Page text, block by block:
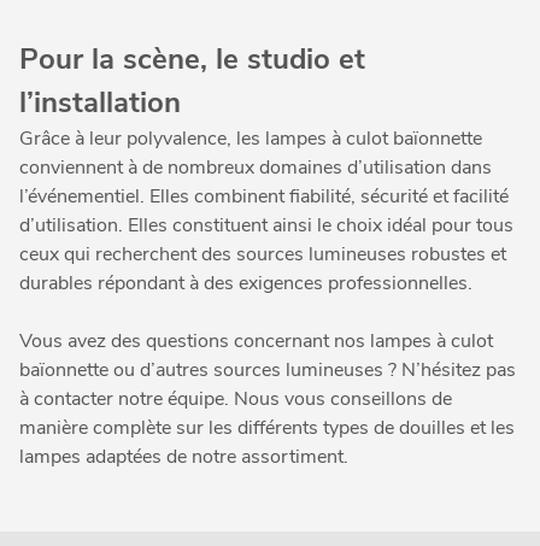
Pour la scène, le studio et
l’installation
Grâce à leur polyvalence, les lampes à culot baïonnette
conviennent à de nombreux domaines d’utilisation dans
l’événementiel. Elles combinent fiabilité, sécurité et facilité
d’utilisation. Elles constituent ainsi le choix idéal pour tous
ceux qui recherchent des sources lumineuses robustes et
durables répondant à des exigences professionnelles.
Vous avez des questions concernant nos lampes à culot
baïonnette ou d’autres sources lumineuses ? N’hésitez pas
à contacter notre équipe. Nous vous conseillons de
manière complète sur les différents types de douilles et les
lampes adaptées de notre assortiment.